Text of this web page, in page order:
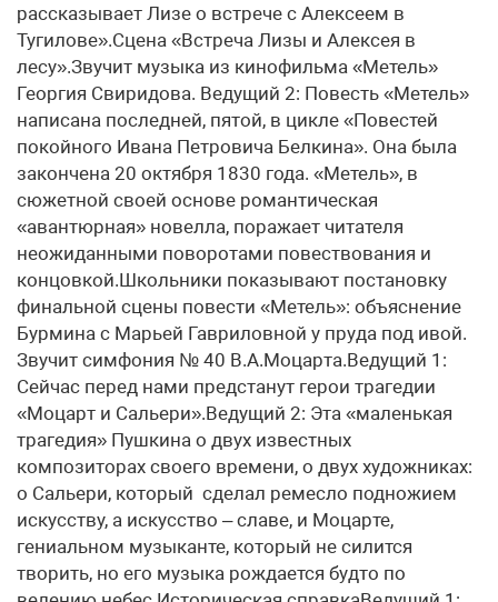
рассказывает Лизе о встрече с Алексеем в
Тугилове».Сцена «Встреча Лизы и Алексея в
лесу».Звучит музыка из кинофильма «Метель»
Георгия Свиридова. Ведущий 2: Повесть «Метель»
написана последней, пятой, в цикле «Повестей
покойного Ивана Петровича Белкина». Она была
закончена 20 октября 1830 года. «Метель», в
сюжетной своей основе романтическая
«авантюрная» новелла, поражает читателя
неожиданными поворотами повествования и
концовкой.Школьники показывают постановку
финальной сцены повести «Метель»: объяснение
Бурмина с Марьей Гавриловной у пруда под ивой.
Звучит симфония № 40 В.А.Моцарта.Ведущий 1:
Сейчас перед нами предстанут герои трагедии
«Моцарт и Сальери».Ведущий 2: Эта «маленькая
трагедия» Пушкина о двух известных
композиторах своего времени, о двух художниках:
о Сальери, который сделал ремесло подножием
искусству, а искусство – славе, и Моцарте,
гениальном музыканте, который не силится
творить, но его музыка рождается будто по